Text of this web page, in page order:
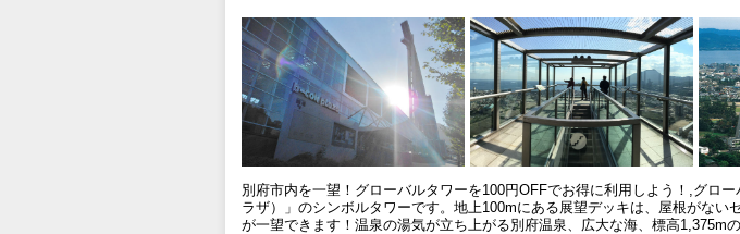
別府市内を一望！グローバルタワーを100円OFFでお得に利用しよう！,グロ
ラザ）」のシンボルタワーです。地上100mにある展望デッキは、屋根がな
が一望できます！温泉の湯気が立ち上がる別府温泉、広大な海、標高1,375m